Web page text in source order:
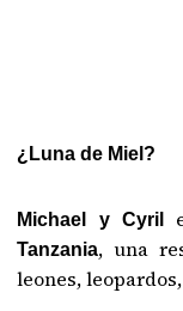
¿Luna de Miel?
Michael y Cyril
Tanzania, una
leones,